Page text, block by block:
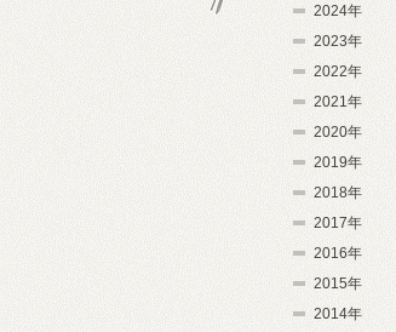
2024年
2023年
2022年
2021年
2020年
2019年
2018年
2017年
2016年
2015年
2014年